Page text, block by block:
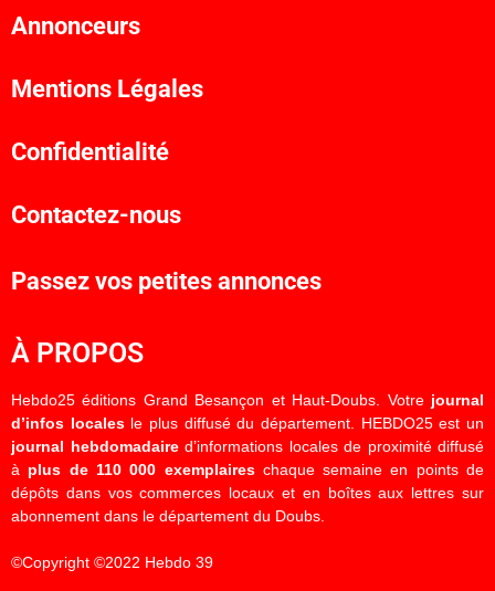
Annonceurs
Mentions Légales
Confidentialité
Contactez-nous
Passez vos petites annonces
À PROPOS
Hebdo25 éditions Grand Besançon et Haut-Doubs. Votre journal
d’infos localesle plus diffusé du département. HEBDO25 est un
journal hebdomadaired’informations locales de proximité diffusé
à plus de 110 000 exemplaireschaque semaine en points de
dépôts dans vos commerces locaux et en boîtes aux lettres sur
abonnement dans le département du Doubs.
©Copyright ©2022 Hebdo 39